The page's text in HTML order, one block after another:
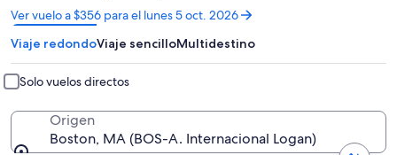
Ver vuelo a $356 para el lunes 5 oct. 2026
Se
abrirá
en
una
nueva
ventana
Viaje redondoViaje sencilloMultidestino
Solo vuelos directos
Origen
Boston, MA (BOS-A. Internacional Logan)